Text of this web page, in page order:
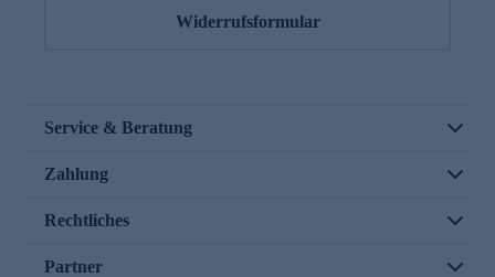
Widerrufsformular
Service & Beratung
Zahlung
Rechtliches
Partner